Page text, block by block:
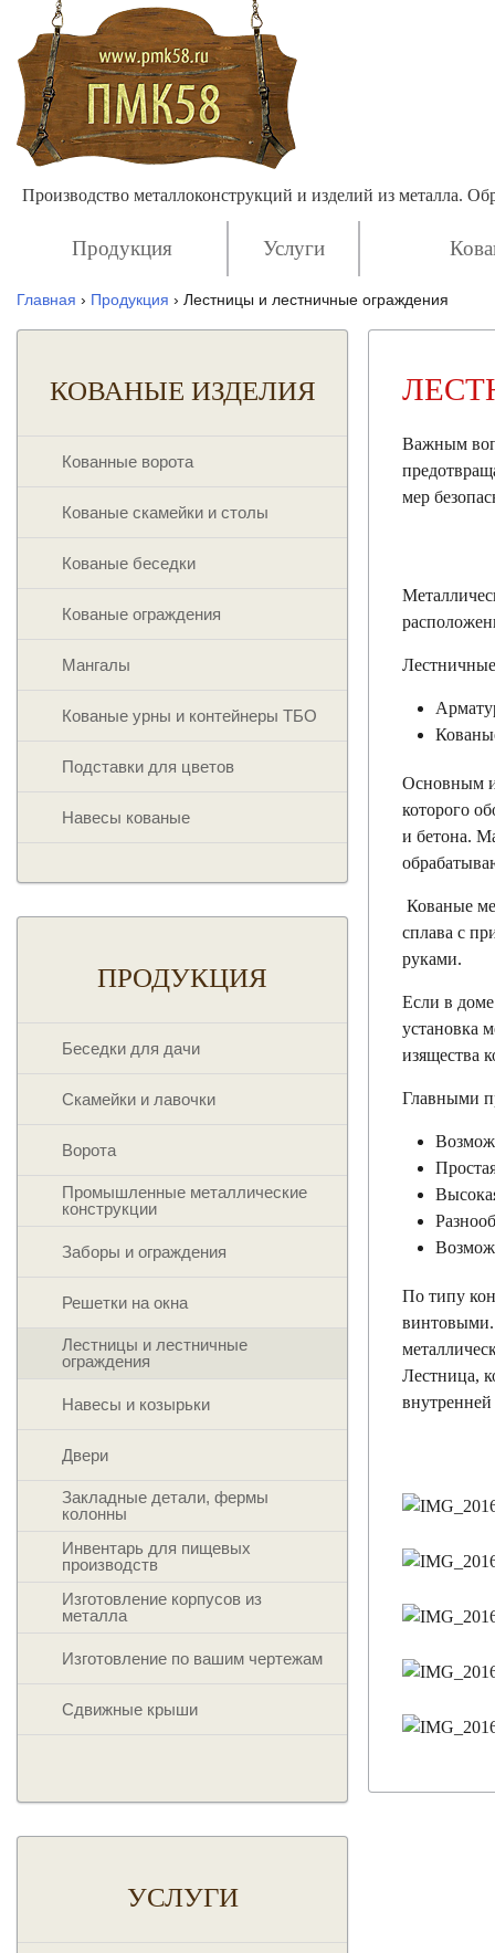
Производство металлоконструкций и изделий из металла.
Продукция Услуги
Главная › Продукция › Лестницы и лестничные ограждения
Важным
мер
Основным
которого
и бетона.
Кованые
сплава с
руками.
Если в
установка
изящества
Главными
По типу
винтовыми.
Лестница,
КОВАНЫЕ ИЗДЕЛИЯ
Кованные ворота
Кованые скамейки и столы
Кованые беседки
Кованые ограждения
Мангалы
Кованые урны и контейнеры ТБО
Подставки для цветов
Навесы кованые
ПРОДУКЦИЯ
Беседки для дачи
Скамейки и лавочки
Ворота
Промышленные металлические
конструкции
Заборы и ограждения
Решетки на окна
Лестницы и лестничные
ограждения
Навесы и козырьки
Двери
Закладные детали, фермы
колонны
Инвентарь для пищевых
производств
Изготовление корпусов из
металла
Изготовление по вашим чертежам
Сдвижные крыши
УСЛУГИ